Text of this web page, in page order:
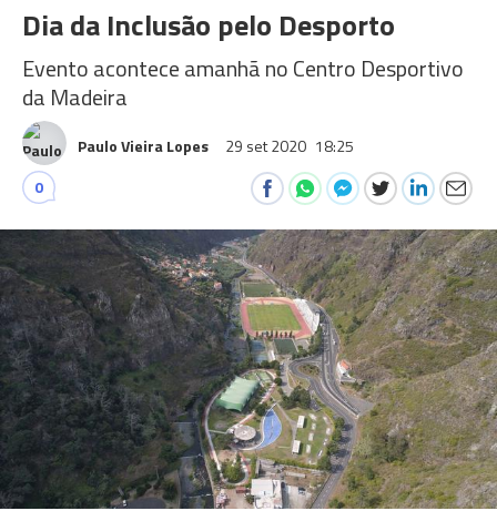
Dia da Inclusão pelo Desporto
Evento acontece amanhã no Centro Desportivo
da Madeira
Paulo Vieira Lopes 29 set 2020 18:25
0